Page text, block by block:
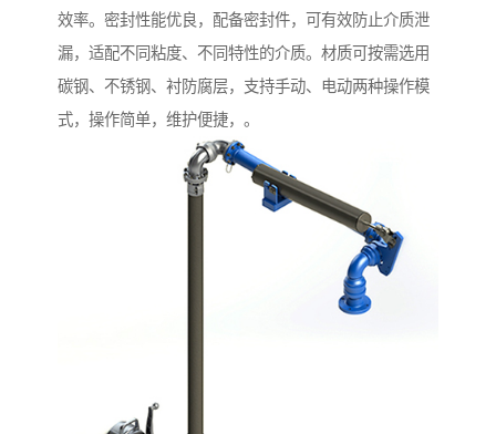
效率。密封性能优良，配备密封件，可有效防止介质泄
漏，适配不同粘度、不同特性的介质。材质可按需选用
碳钢、不锈钢、衬防腐层，支持手动、电动两种操作模
式，操作简单，维护便捷，。